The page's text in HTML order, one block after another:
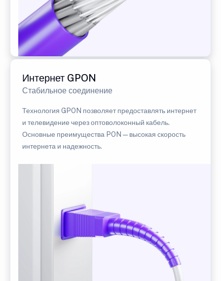
Интернет GPON
Стабильное соединение
Технология GPON позволяет предоставлять интернет
и телевидение через оптоволоконный кабель.
Основные преимущества PON — высокая скорость
интернета и надежность.